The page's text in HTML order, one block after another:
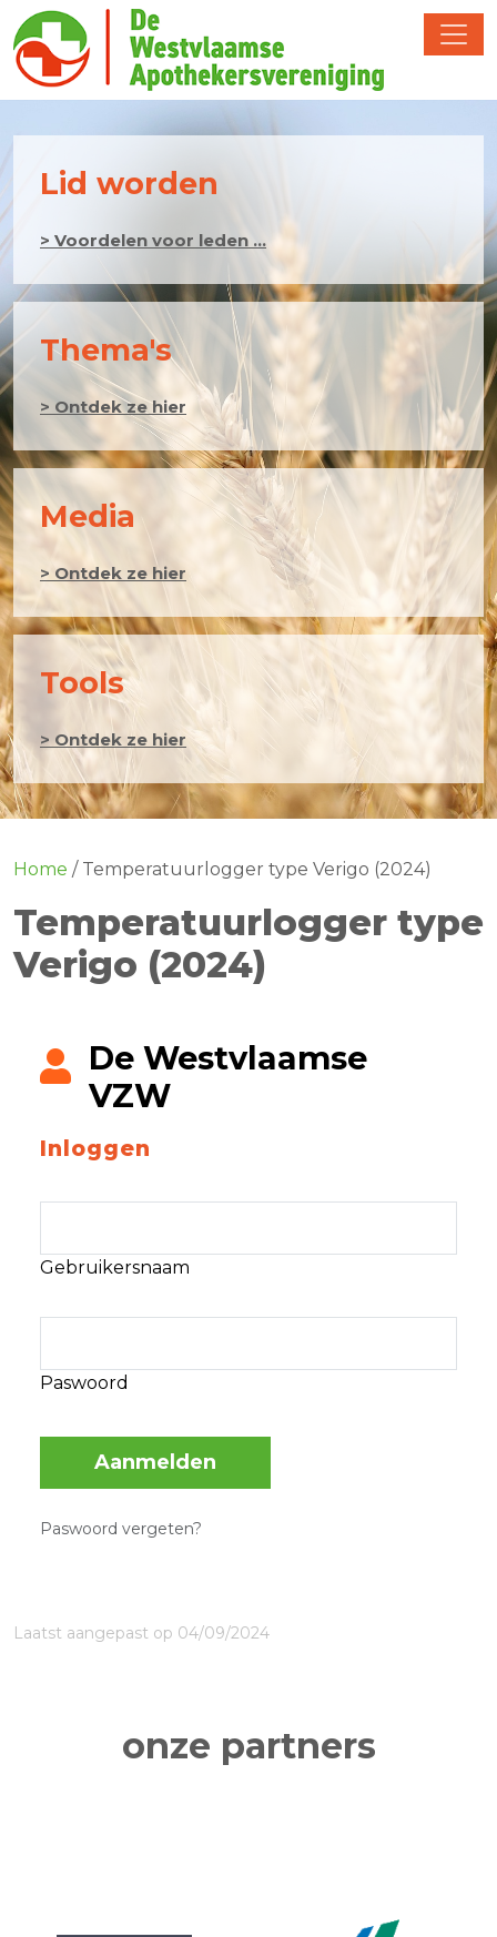
Lid worden
> Voordelen voor leden ...
Thema's
> Ontdek ze hier
Media
> Ontdek ze hier
Tools
> Ontdek ze hier
Home / Temperatuurlogger type Verigo (2024)
Temperatuurlogger type
Verigo (2024)
De Westvlaamse
VZW
Inloggen
Gebruikersnaam
Paswoord
Aanmelden
Paswoord vergeten?
Laatst aangepast op 04/09/2024
onze partners